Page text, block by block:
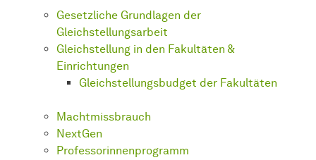
Gesetzliche Grundlagen der
Gleichstellungsarbeit
Gleichstellung in den Fakultäten &
Einrichtungen
Gleichstellungsbudget der Fakultäten
Machtmissbrauch
NextGen
Professorinnenprogramm